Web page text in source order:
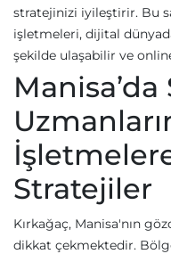
stratejinizi iyileştirir. Bu
işletmeleri, dijital
şekilde ulaşabilir ve
Manisa’da
Stratejiler
Kırkağaç, Manisa'nın
dikkat çekmektedir.